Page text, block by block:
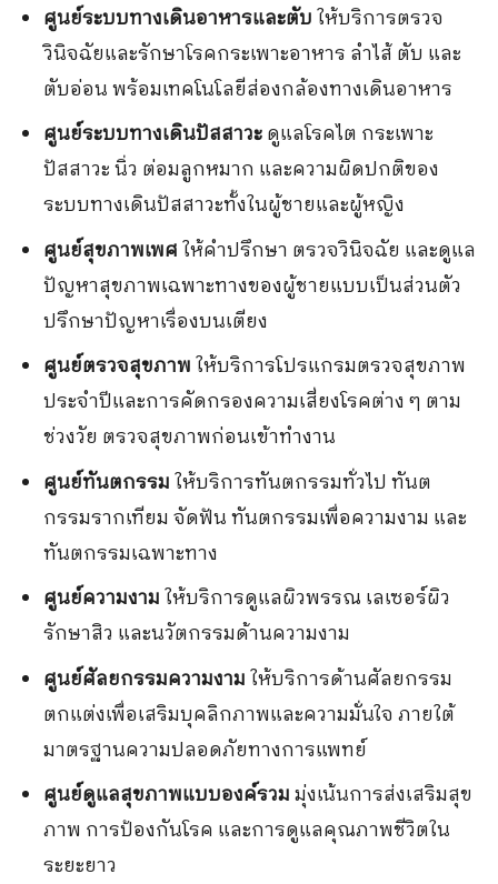
ศูนย์ระบบทางเดินอาหารและตับให้บริการตรวจ
วินิจฉัยและรักษาโรคกระเพาะอาหาร ลำไส้ ตับ และ
ตับอ่อน พร้อมเทคโนโลยีส่องกล้องทางเดินอาหาร
ศูนย์ระบบทางเดินปัสสาวะดูแลโรคไต กระเพาะ
ปัสสาวะ นิ่ว ต่อมลูกหมาก และความผิดปกติของ
ระบบทางเดินปัสสาวะทั้งในผู้ชายและผู้หญิง
ศูนย์สุขภาพเพศให้คำปรึกษา ตรวจวินิจฉัย และดูแล
ปัญหาสุขภาพเฉพาะทางของผู้ชายแบบเป็นส่วนตัว
ปรึกษาปัญหาเรื่องบนเตียง
ศูนย์ตรวจสุขภาพให้บริการโปรแกรมตรวจสุขภาพ
ประจำปีและการคัดกรองความเสี่ยงโรคต่าง ๆ ตาม
ช่วงวัย ตรวจสุขภาพก่อนเข้าทำงาน
ศูนย์ทันตกรรมให้บริการทันตกรรมทั่วไป ทันต
กรรมรากเทียม จัดฟัน ทันตกรรมเพื่อความงาม และ
ทันตกรรมเฉพาะทาง
ศูนย์ความงามให้บริการดูแลผิวพรรณ เลเซอร์ผิว
รักษาสิว และนวัตกรรมด้านความงาม
ศูนย์ศัลยกรรมความงามให้บริการด้านศัลยกรรม
ตกแต่งเพื่อเสริมบุคลิกภาพและความมั่นใจ ภายใต้
มาตรฐานความปลอดภัยทางการแพทย์
ศูนย์ดูแลสุขภาพแบบองค์รวมมุ่งเน้นการส่งเสริมสุข
ภาพ การป้องกันโรค และการดูแลคุณภาพชีวิตใน
ระยะยาว